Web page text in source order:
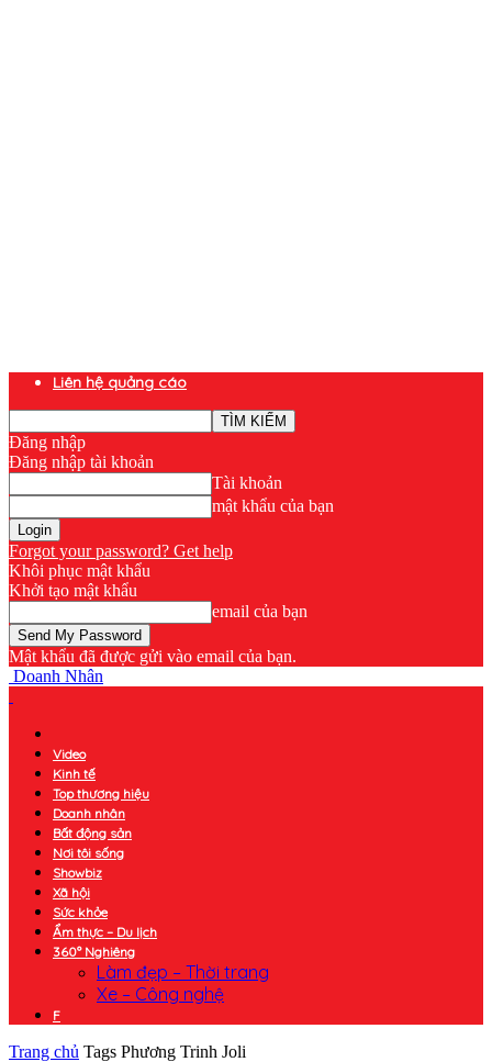
Liên hệ quảng cáo
Đăng nhập
Đăng nhập tài khoản
Tài khoản
mật khẩu của bạn
Forgot your password? Get help
Khôi phục mật khẩu
Khởi tạo mật khẩu
email của bạn
Mật khẩu đã được gửi vào email của bạn.
Doanh Nhân
Video
Kinh tế
Top thương hiệu
Doanh nhân
Bất động sản
Nơi tôi sống
Showbiz
Xã hội
Sức khỏe
Ẩm thực – Du lịch
360° Nghiêng
Làm đẹp – Thời trang
Xe – Công nghệ
F
Trang chủ Tags Phương Trinh Joli